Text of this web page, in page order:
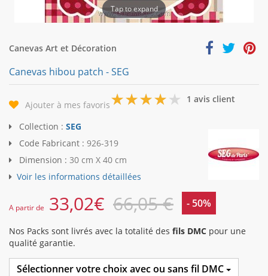
Tap to expand
Canevas Art et Décoration
Canevas hibou patch - SEG
4
1 avis client
Ajouter à mes favoris
Collection : SEG
Code Fabricant : 926-319
Dimension : 30 cm X 40 cm
Voir les informations détaillées
A partir de 33,02€ 66,05 € - 50%
Nos Packs sont livrés avec la totalité des fils DMC pour une
qualité garantie.
Sélectionner votre choix avec ou sans fil DMC